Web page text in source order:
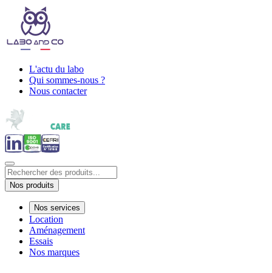
L'actu du labo
Qui sommes-nous ?
Nous contacter
Nos produits
Nos services
Location
Aménagement
Essais
Nos marques